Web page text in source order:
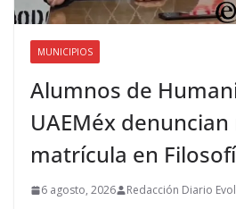
MUNICIPIOS
Alumnos de
UAEMéx
matrícula en
6 agosto, 2026 Redacción Diario